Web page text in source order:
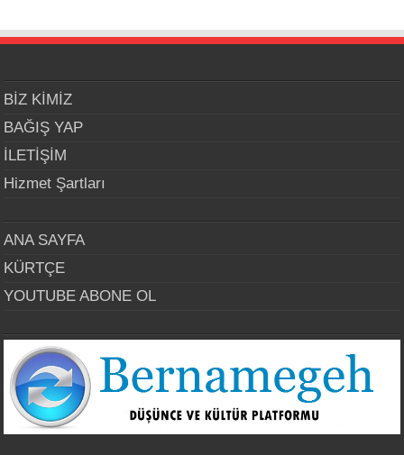
BİZ KİMİZ
BAĞIŞ YAP
İLETİŞİM
Hizmet Şartları
ANA SAYFA
KÜRTÇE
YOUTUBE ABONE OL